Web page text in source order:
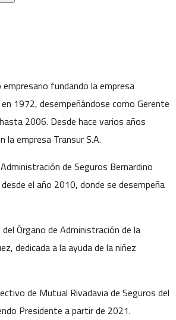
fundando la empresa
1972, desempeñándose como Gerente
2006. Desde hace varios años
la empresa Transur S.A.
de Seguros Bernardino
el año 2010, donde se desempeña
Órgano de Administración de la
dedicada a la ayuda de la niñez
de Mutual Rivadavia de Seguros del
Presidente a partir de 2021.